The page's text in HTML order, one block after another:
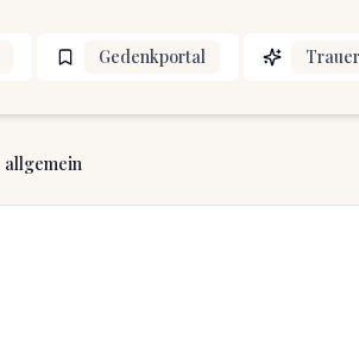
Gedenkportal
allgemein